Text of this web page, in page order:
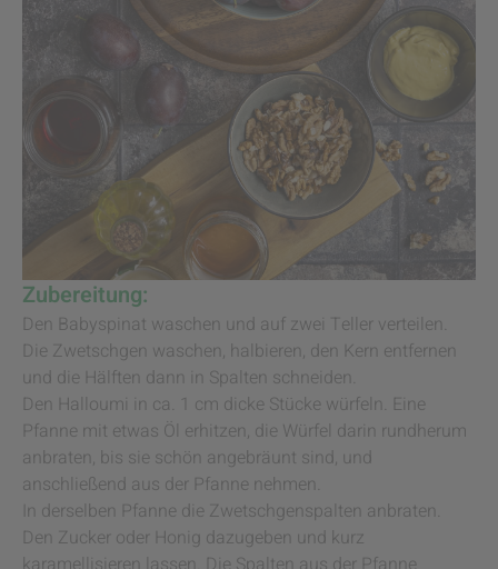
Zubereitung:
Den Babyspinat waschen und auf zwei Teller verteilen.
Die Zwetschgen waschen, halbieren, den Kern entfernen
und die Hälften dann in Spalten schneiden.
Den Halloumi in ca. 1 cm dicke Stücke würfeln. Eine
Pfanne mit etwas Öl erhitzen, die Würfel darin rundherum
anbraten, bis sie schön angebräunt sind, und
anschließend aus der Pfanne nehmen.
In derselben Pfanne die Zwetschgenspalten anbraten.
Den Zucker oder Honig dazugeben und kurz